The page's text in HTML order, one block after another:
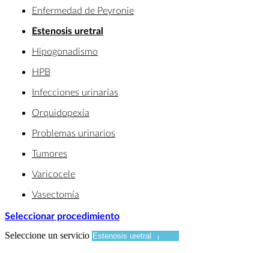
Enfermedad de Peyronie
Estenosis uretral
Hipogonadismo
HPB
Infecciones urinarias
Orquidopexia
Problemas urinarios
Tumores
Varicocele
Vasectomía
Seleccionar procedimiento
Seleccione un servicio